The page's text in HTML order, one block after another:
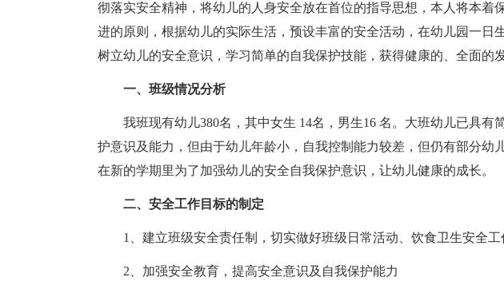
彻落实安全精神，将幼儿的人身安全放在首位的指导思想，本人将本着
进的原则，根据幼儿的实际生活，预设丰富的安全活动，在幼儿园一日
树立幼儿的安全意识，学习简单的自我保护技能，获得健康的、全面的发
一、班级情况分析
我班现有幼儿380名，其中女生 14名，男生16 名。大班幼儿已具有
护意识及能力，但由于幼儿年龄小，自我控制能力较差，但仍有部分幼
在新的学期里为了加强幼儿的安全自我保护意识，让幼儿健康的成长。
二、安全工作目标的制定
1、建立班级安全责任制，切实做好班级日常活动、饮食卫生安全工
2、加强安全教育，提高安全意识及自我保护能力